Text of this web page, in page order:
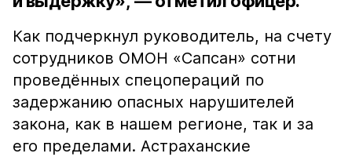
Как подчеркнул руководитель, на счету
сотрудников ОМОН «Сапсан» сотни
проведённых спецопераций по
задержанию опасных нарушителей
закона, как в нашем регионе, так и за
его пределами. Астраханские